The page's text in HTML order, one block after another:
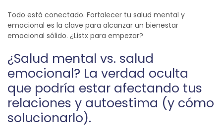
Todo está conectado. Fortalecer tu salud mental y
emocional es la clave para alcanzar un bienestar
emocional sólido. ¿Listx para empezar?
¿Salud mental vs. salud
emocional? La verdad oculta
que podría estar afectando tus
relaciones y autoestima (y cómo
solucionarlo).